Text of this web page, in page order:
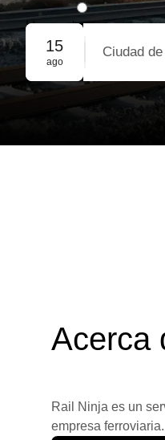
Ida y vuelta
Reserva grupal
15
ago
Ciudad
Acerca
Rail Ninja es un
empresa